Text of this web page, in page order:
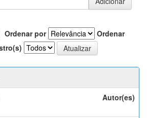
Ordenar por
Ordenar
Autor(es)